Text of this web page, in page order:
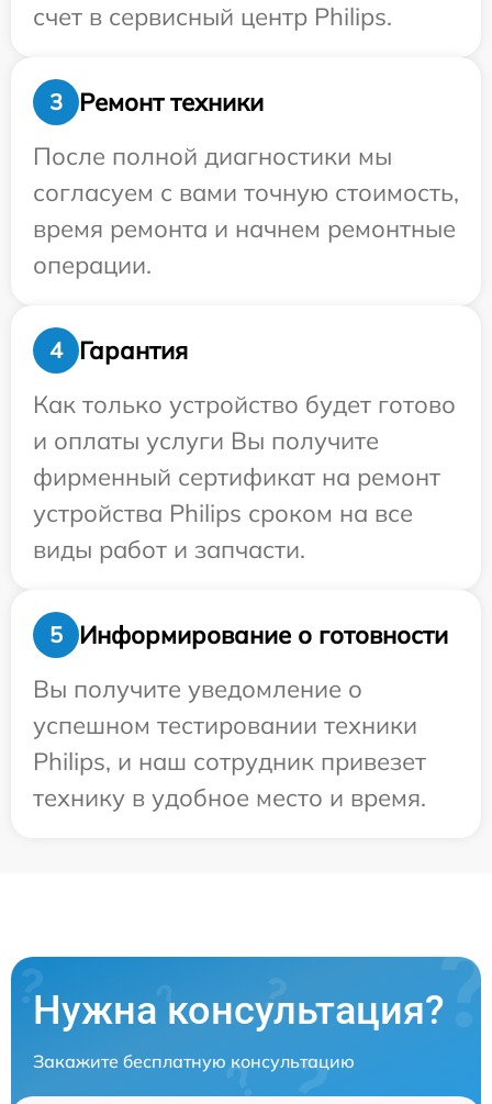
счет в сервисный центр Philips.
3
Ремонт техники
После полной диагностики мы
согласуем с вами точную стоимость,
время ремонта и начнем ремонтные
операции.
4
Гарантия
Как только устройство будет готово
и оплаты услуги Вы получите
фирменный сертификат на ремонт
устройства Philips сроком на все
виды работ и запчасти.
5
Информирование о готовности
Вы получите уведомление о
успешном тестировании техники
Philips, и наш сотрудник привезет
технику в удобное место и время.
Нужна консультация?
Закажите бесплатную консультацию